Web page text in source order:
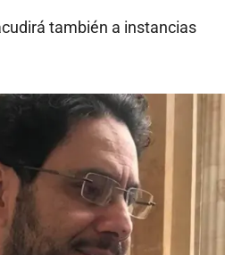
también a instancias